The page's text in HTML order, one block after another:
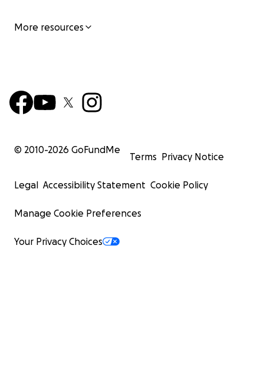
More resources
© 2010-2026 GoFundMe
Terms Privacy Notice
Legal Accessibility Statement Cookie Policy
Manage Cookie Preferences
Your Privacy Choices